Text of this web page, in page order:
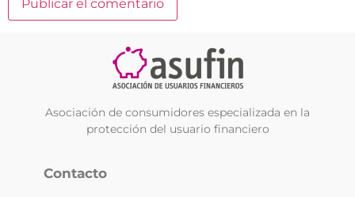
Asociación de consumidores especializada en la
protección del usuario financiero
Contacto